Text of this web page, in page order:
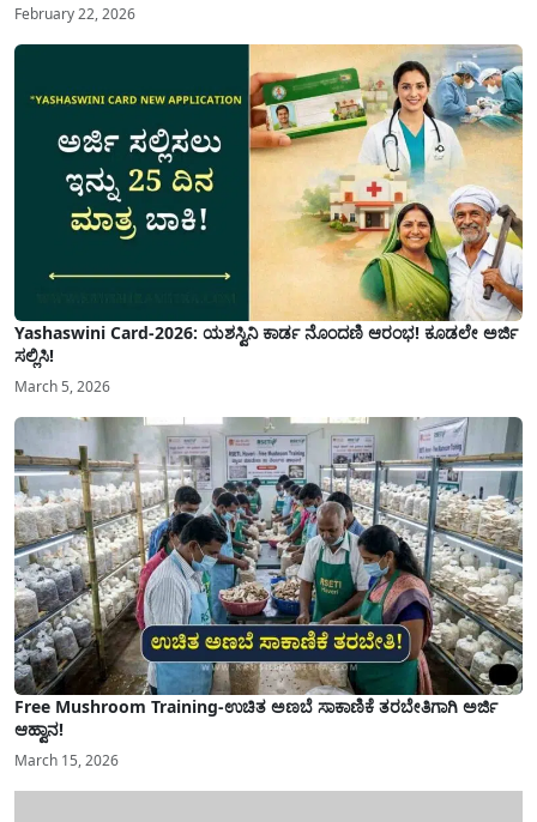
February 22, 2026
Yashaswini Card-2026: ಯಶಸ್ವಿನಿ ಕಾರ್ಡ ನೊಂದಣಿ ಆರಂಭ! ಕೂಡಲೇ ಅರ್ಜಿ
ಸಲ್ಲಿಸಿ!
March 5, 2026
Free Mushroom Training-ಉಚಿತ ಅಣಬೆ ಸಾಕಾಣಿಕೆ ತರಬೇತಿಗಾಗಿ ಅರ್ಜಿ
ಆಹ್ವಾನ!
March 15, 2026